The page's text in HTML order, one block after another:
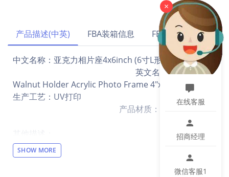
产品描述(中英) FBA装箱信息 FBA运费试算
中文名称：亚克力相片座4x6inch (6寸L形相框黑胡桃）
英文名称：L-Shaped
Walnut Holder Acrylic Photo Frame 4"x6"
生产工艺：UV打印
产品材质：亚克力+黑胡桃
【注意】此产品价格不含运费，仅支持走官方物流（目
前可走USPS、GOFO、
面单）。
客户用表格下单的时候，一定要带上跟踪号再导入订单
SHOW MORE
×
在线客服
招商经理
微信客服1